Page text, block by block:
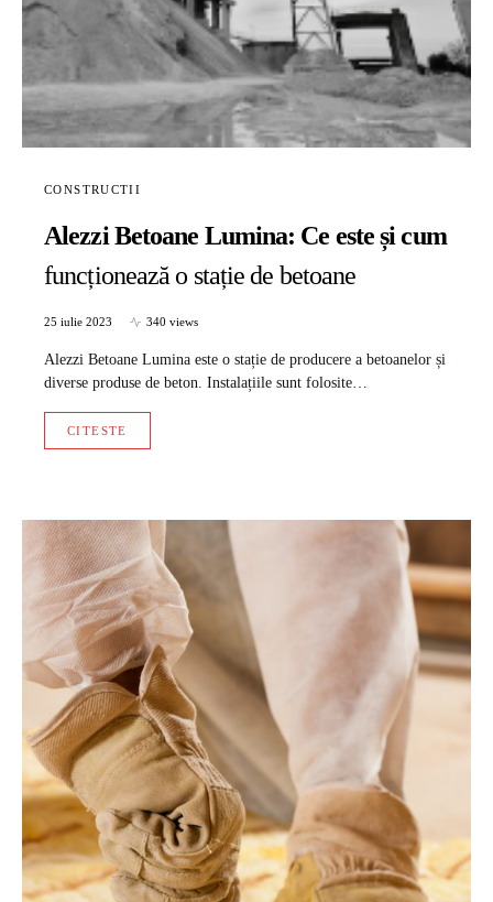
CONSTRUCTII
Alezzi Betoane Lumina: Ce este și cum
funcționează o stație de betoane
25 iulie 2023 340 views
Alezzi Betoane Lumina este o stație de producere a betoanelor și
diverse produse de beton. Instalațiile sunt folosite…
CITESTE